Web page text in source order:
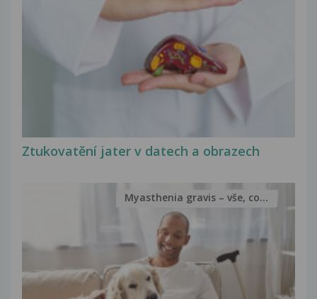
Ztukovatění jater v datech a obrazech
Myasthenia gravis – vše, co...